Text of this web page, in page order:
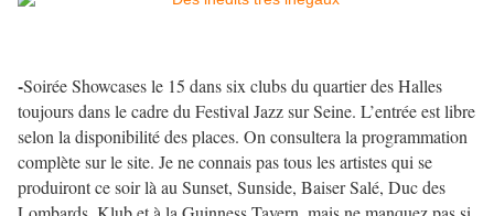
-Soirée Showcases le 15 dans six clubs du quartier des Halles
toujours dans le cadre du Festival Jazz sur Seine. L’entrée est libre
selon la disponibilité des places. On consultera la programmation
complète sur le site. Je ne connais pas tous les artistes qui se
produiront ce soir là au Sunset, Sunside, Baiser Salé, Duc des